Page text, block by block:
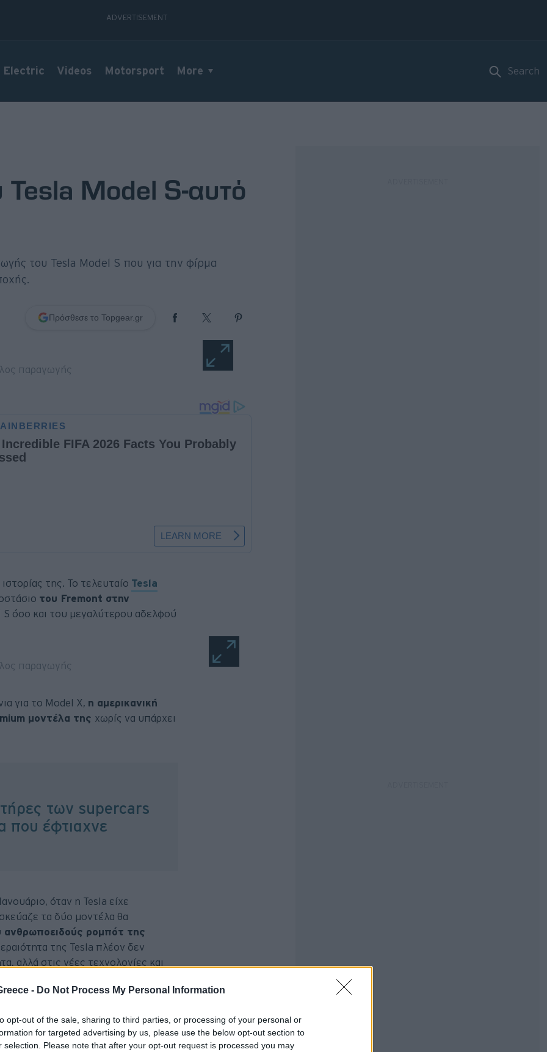
- Do Not Process My Personal Information
opt-out of the sale, sharing to third parties, or processing of your personal or
for targeted advertising by us, please use the below opt-out section to
selection. Please note that after your opt-out request is processed you may
Electric Videos Motorsport More Search
Model S-αυτό
του Tesla Model S που για την φίρμα
Πρόσθεσε το Topgear.gr
της. Το τελευταίο Tesla
του Fremont στην
όσο και του μεγαλύτερου αδελφού
για το Model X, η αμερικανική
μοντέλα της χωρίς να υπάρχει
των supercars
που έφτιαχνε
όταν η Tesla είχε
τα δύο μοντέλα θα
ρομπότ της
της Tesla πλέον δεν
αλλά στις νέες τεχνολογίες και
μαύρο Model S, πάνω
στο οποίο
Το συγκεκριμένο όχημα
έκθεμαγια την ίδια την εταιρεία,